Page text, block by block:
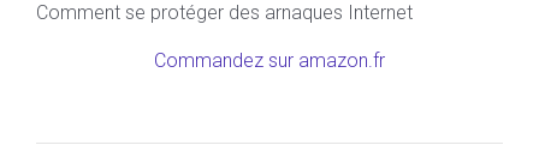
Comment se protéger des arnaques Internet
Commandez sur amazon.fr